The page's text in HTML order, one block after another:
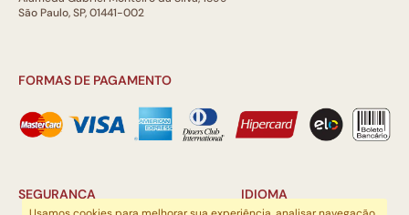
São Paulo, SP, 01441-002
FORMAS DE PAGAMENTO
SEGURANÇA IDIOMA